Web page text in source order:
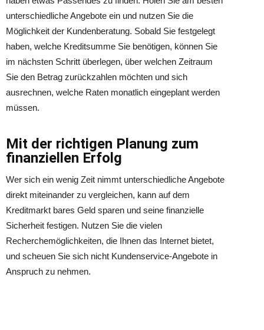
unterschiedliche Angebote ein und nutzen Sie die
Möglichkeit der Kundenberatung. Sobald Sie festgelegt
haben, welche Kreditsumme Sie benötigen, können Sie
im nächsten Schritt überlegen, über welchen Zeitraum
Sie den Betrag zurückzahlen möchten und sich
ausrechnen, welche Raten monatlich eingeplant werden
müssen.
Mit der richtigen Planung zum
finanziellen Erfolg
Wer sich ein wenig Zeit nimmt unterschiedliche Angebote
direkt miteinander zu vergleichen, kann auf dem
Kreditmarkt bares Geld sparen und seine finanzielle
Sicherheit festigen. Nutzen Sie die vielen
Recherchemöglichkeiten, die Ihnen das Internet bietet,
und scheuen Sie sich nicht Kundenservice-Angebote in
Anspruch zu nehmen.